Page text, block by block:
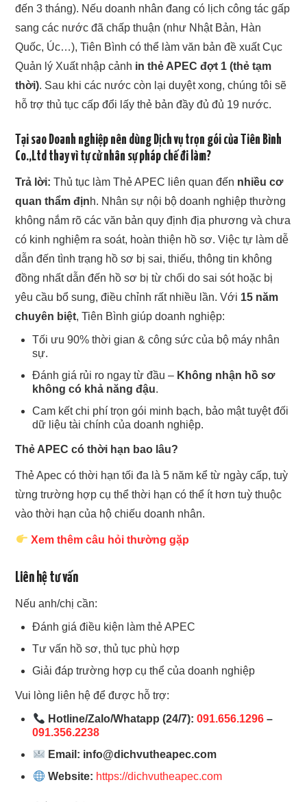
đến 3 tháng). Nếu doanh nhân đang có lịch công tác gấp
sang các nước đã chấp thuận (như Nhật Bản, Hàn
Quốc, Úc…), Tiên Bình có thể làm văn bản đề xuất Cục
Quản lý Xuất nhập cảnh in thẻ APEC đợt 1 (thẻ tạm
thời). Sau khi các nước còn lại duyệt xong, chúng tôi sẽ
hỗ trợ thủ tục cấp đổi lấy thẻ bản đầy đủ đủ 19 nước.
Tại sao Doanh nghiệp nên dùng Dịch vụ trọn gói của Tiên Bình
Co.,Ltd thay vì tự cử nhân sự pháp chế đi làm?
Trả lời: Thủ tục làm Thẻ APEC liên quan đến nhiều cơ
quan thẩm định. Nhân sự nội bộ doanh nghiệp thường
không nắm rõ các văn bản quy định địa phương và chưa
có kinh nghiệm ra soát, hoàn thiện hồ sơ. Việc tự làm dễ
dẫn đến tình trạng hồ sơ bị sai, thiếu, thông tin không
đồng nhất dẫn đến hồ sơ bị từ chối do sai sót hoặc bị
yêu cầu bổ sung, điều chỉnh rất nhiều lần. Với 15 năm
chuyên biệt, Tiên Bình giúp doanh nghiệp:
Tối ưu 90% thời gian & công sức của bộ máy nhân
sự.
Đánh giá rủi ro ngay từ đầu – Không nhận hồ sơ
không có khả năng đậu.
Cam kết chi phí trọn gói minh bạch, bảo mật tuyệt đối
dữ liệu tài chính của doanh nghiệp.
Thẻ APEC có thời hạn bao lâu?
Thẻ Apec có thời hạn tối đa là 5 năm kể từ ngày cấp, tuỳ
từng trường hợp cụ thể thời hạn có thể ít hơn tuỳ thuộc
vào thời hạn của hộ chiếu doanh nhân.
Xem thêm câu hỏi thường gặp
Liên hệ tư vấn
Nếu anh/chị cần:
Đánh giá điều kiện làm thẻ APEC
Tư vấn hồ sơ, thủ tục phù hợp
Giải đáp trường hợp cụ thể của doanh nghiệp
Vui lòng liên hệ để được hỗ trợ:
Hotline/Zalo/Whatapp (24/7): 091.656.1296–
091.356.2238
Email: info@dichvutheapec.com
Website: https://dichvutheapec.com